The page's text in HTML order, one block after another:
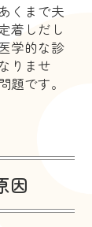
くまで夫
着しだし
学的な診
りませ
です。
因